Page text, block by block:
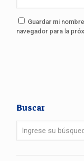
Guardar mi
navegador para la
Buscar